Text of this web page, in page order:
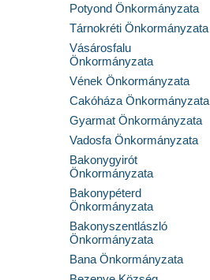
Potyond Önkormányzata
Tárnokréti Önkormányzata
Vásárosfalu
Önkormányzata
Vének Önkormányzata
Cakóháza Önkormányzata
Gyarmat Önkormányzata
Vadosfa Önkormányzata
Bakonygyirót
Önkormányzata
Bakonypéterd
Önkormányzata
Bakonyszentlászló
Önkormányzata
Bana Önkormányzata